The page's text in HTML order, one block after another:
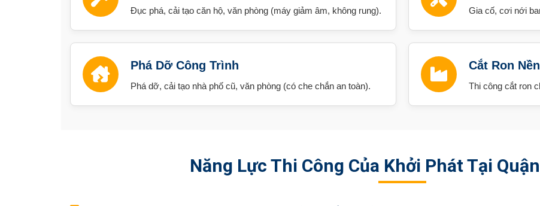
Đục phá, cải tạo căn hộ, văn phòng (máy giảm âm, không rung). Gia cố, cơi nới
Phá Dỡ Công Trình
Phá dỡ, cải tạo nhà phố cũ, văn phòng (có che chắn an toàn).
Cắt Ron
Thi công cắt ron
Năng Lực Thi Công Của Khởi Phát Tại